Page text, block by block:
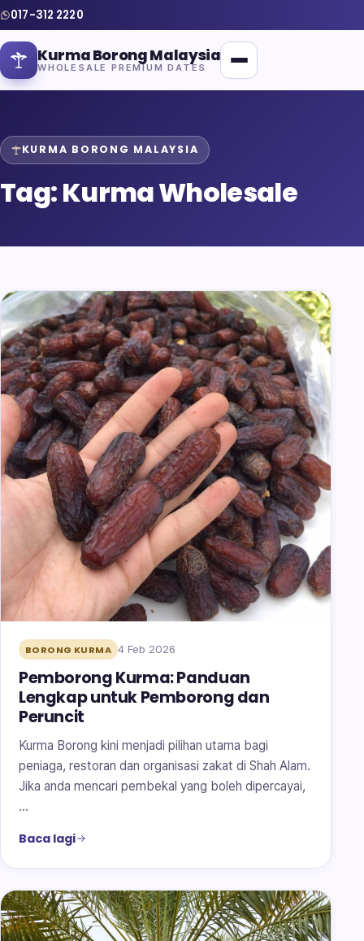
017-312 2220
Kurma Borong Malaysia
WHOLESALE PREMIUM DATES
Home
KURMA BORONG MALAYSIA
Tag:Kurma Wholesale
BORONG KURMA 4 Feb 2026
Pemborong Kurma: Panduan
Lengkap untuk Pemborong dan
Peruncit
Kurma Borong kini menjadi pilihan utama bagi
peniaga, restoran dan organisasi zakat di Shah Alam.
Jika anda mencari pembekal yang boleh dipercayai,
…
Baca lagi